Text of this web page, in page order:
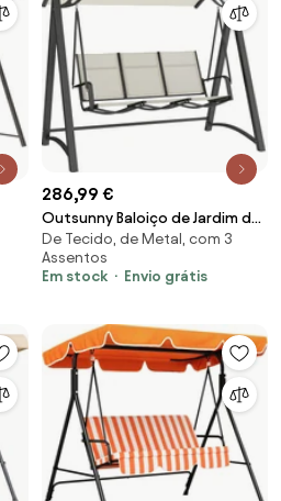
286,99 €
Outsunny Baloiço de Jardim de
3 Lugares com Teto Ajustável
UPF50+ Assento Transpirável e
Estrutura em Metal 188x130x183
De Tecido, de Metal, com 3
Assentos
Em stock
Envio grátis